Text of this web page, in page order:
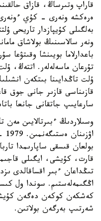
قاراپ وتىرساڭ، قازاق
ەرەكشە ونەرى - كۇي
بەلگىلى كۇيپازدار تاريحى
ونەر سالاسىنىڭ بولاشاق
باعدارلاما بويىنشا وقىتۋعا
تۇرعان ماسەلەلەر. اتتەڭ،
ۇلت تاڭدايىنا بىتكەن
قازىناسى قازىر جانى جوق
سارعايىپ جاتقانى جانعا
وسىلاردىڭ ءبىرتالايىن
بولعان قىسقى ساپارىمدا
قارت، كۇيشى، ايگىلى
تىڭداعان ءبىر اقساقالدى
اڭگىمەلەستىم. سوندا ول
شەرتىپ بەرگەن بولاتىن.